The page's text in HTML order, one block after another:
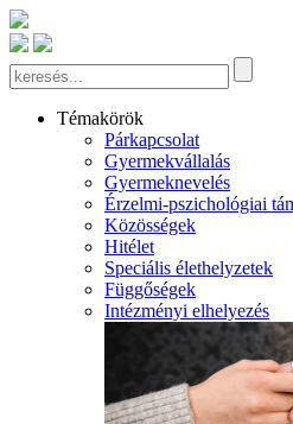
Témakörök
Párkapcsolat
Gyermekvállalás
Gyermeknevelés
Érzelmi-pszichológiai
Közösségek
Hitélet
Speciális élethelyzetek
Függőségek
Intézményi elhelyezés